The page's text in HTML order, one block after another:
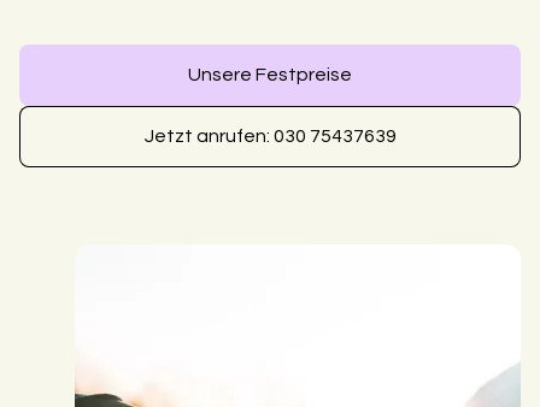
Unsere Festpreise
Jetzt anrufen: 030 75437639